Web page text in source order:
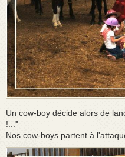
Un cow-boy décide alors de
!..."
Nos cow-boys partent à